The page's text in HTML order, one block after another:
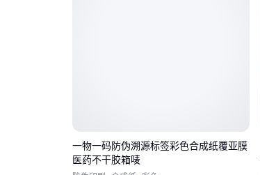
一物一码防伪溯源标签彩色合成纸覆亚膜
医药不干胶箱唛